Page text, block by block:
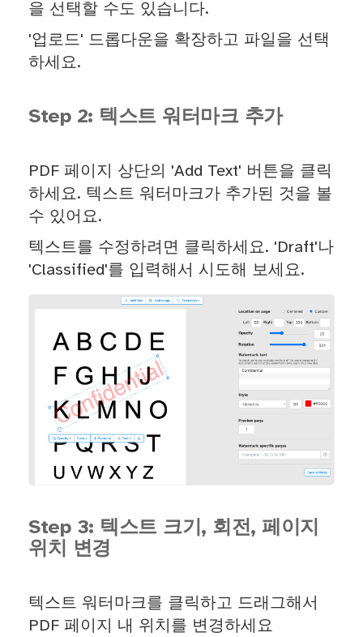
을 선택할 수도 있습니다.
'업로드' 드롭다운을 확장하고 파일을 선택
하세요.
Step 2: 텍스트 워터마크 추가
PDF 페이지 상단의 'Add Text' 버튼을 클릭
하세요. 텍스트 워터마크가 추가된 것을 볼
수 있어요.
텍스트를 수정하려면 클릭하세요. 'Draft'나
'Classified'를 입력해서 시도해 보세요.
Step 3: 텍스트 크기, 회전, 페이지
위치 변경
텍스트 워터마크를 클릭하고 드래그해서
PDF 페이지 내 위치를 변경하세요